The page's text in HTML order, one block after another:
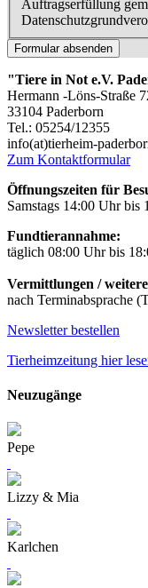
Auftragserfüllung
Formular absenden
"Tiere in Not e.V.
Hermann -Löns-Straße
33104 Paderborn
Tel.: 05254/12355
info(at)tierheim-
Zum Kontaktformular
Öffnungszeiten für
Samstags 14:00 Uhr bis
Fundtierannahme:
täglich 08:00 Uhr bis
Vermittlungen /
nach Terminabsprache
Newsletter bestellen
Tierheimzeitung hier
Neuzugänge
Pepe
Lizzy & Mia
Karlchen